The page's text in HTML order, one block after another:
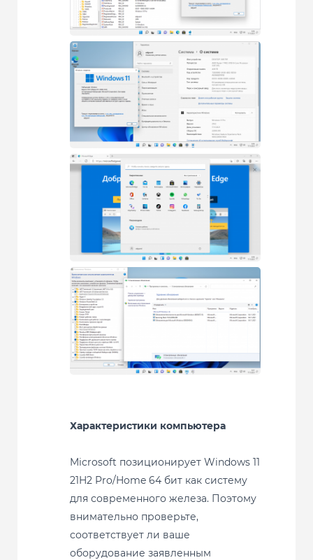
Характеристики компьютера
Microsoft позиционирует Windows 11
21H2 Pro/Home 64 бит как систему
для современного железа. Поэтому
внимательно проверьте,
соответствует ли ваше
оборудование заявленным